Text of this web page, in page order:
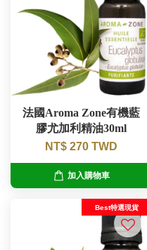
法國Aroma Zone有機藍
膠尤加利精油30ml
NT$ 270 TWD
加入購物車
Best特選現貨